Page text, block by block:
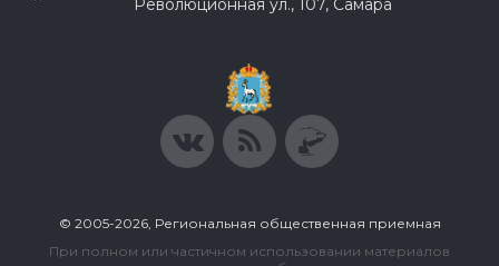
Революционная ул., 107, Самара
© 2005-2026, Региональная общественная приемная
При полном или частичном использовании материалов